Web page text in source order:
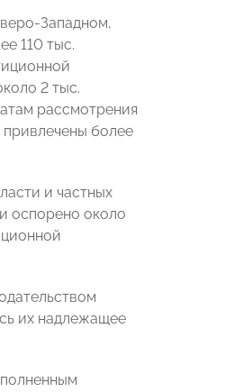
Западном,
110 тыс.
2 тыс.
рассмотрения
более
и частных
оспорено около
их надлежащее